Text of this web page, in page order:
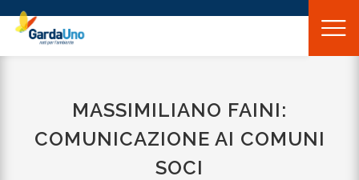
Gardauno
Spa
MASSIMILIANO FAINI:
COMUNICAZIONE AI COMUNI
SOCI